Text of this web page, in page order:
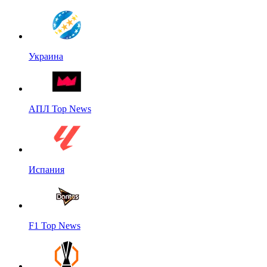
Украина
АПЛ Top News
Испания
F1 Top News